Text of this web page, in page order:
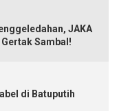
JAKA
Sambal!
di Batuputih